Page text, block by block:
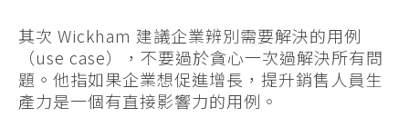
其次 Wickham 建議企業辨別需要解決的用例
（use case），不要過於貪心一次過解決所有問
題。他指如果企業想促進增長，提升銷售人員生
產力是一個有直接影響力的用例。